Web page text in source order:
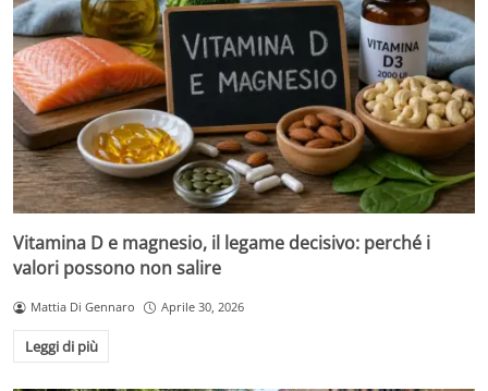
Vitamina D e magnesio, il legame decisivo: perché i
valori possono non salire
Mattia Di Gennaro Aprile 30, 2026
Leggi di più